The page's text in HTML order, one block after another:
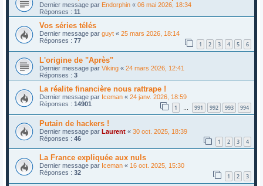
Dernier message par Endorphin « 06 mai 2026, 18:34
Réponses : 11
Vos séries télés
Dernier message par guyt « 25 mars 2026, 18:14
Réponses : 77 1 2 3 4 5 6
L'origine de "Après"
Dernier message par Viking « 24 mars 2026, 12:41
Réponses : 3
La réalite financière nous rattrape !
Dernier message par Iceman « 24 janv. 2026, 18:59
Réponses : 14901 1 … 991 992 993 994
Putain de hackers !
Dernier message par Laurent « 30 oct. 2025, 18:39
Réponses : 46 1 2 3 4
La France expliquée aux nuls
Dernier message par Iceman « 16 oct. 2025, 15:30
Réponses : 32 1 2 3